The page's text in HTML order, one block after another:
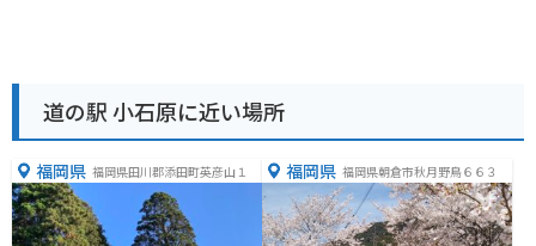
道の駅 小石原に近い場所
福岡県 福岡県田川郡添田町英彦山１ 福岡県 福岡県朝倉市秋月野鳥６６３